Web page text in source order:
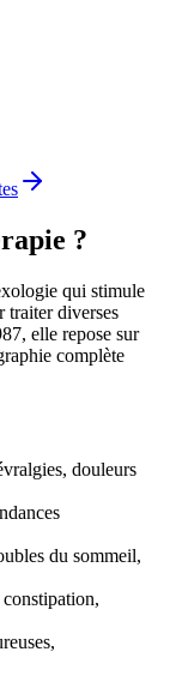
?
qui stimule
traiter diverses
elle repose sur
complète
douleurs
du sommeil,